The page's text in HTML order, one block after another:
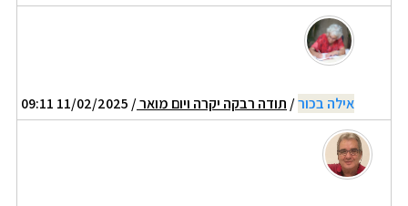
אילה בכור/ תודה רבקה יקרה ויום מואר/ 11/02/2025 09:11